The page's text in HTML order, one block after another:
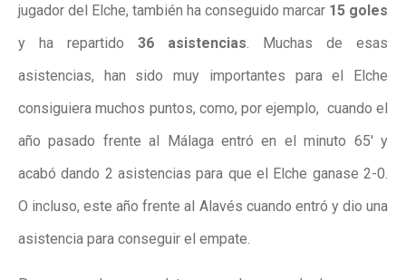
jugador del Elche, también ha conseguido marcar 15 goles
y ha repartido 36 asistencias . Muchas de esas
asistencias, han sido muy importantes para el Elche
consiguiera muchos puntos, como, por ejemplo, cuando el
año pasado frente al Málaga entró en el minuto 65′ y
acabó dando 2 asistencias para que el Elche ganase 2-0.
O incluso, este año frente al Alavés cuando entró y dio una
asistencia para conseguir el empate.